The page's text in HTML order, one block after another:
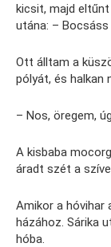
kicsit, majd
utána: – Bocsáss
Ott álltam a
pólyát, és halkan
– Nos, öregem,
A kisbaba
áradt szét a
Amikor a hóvihar
házához. Sárika
hóba.